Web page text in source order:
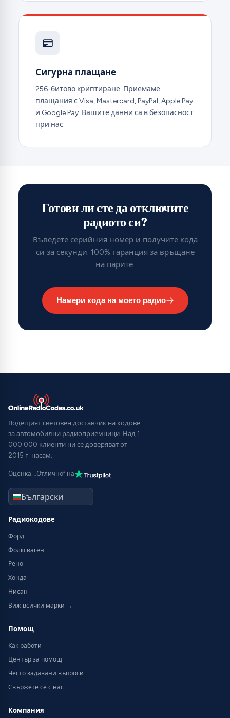
Сигурна плащане
256-битово криптиране. Приемаме
плащания с Visa, Mastercard, PayPal, Apple Pay
и Google Pay. Вашите данни са в безопасност
при нас.
Готови ли сте да отключите
радиото си?
Въведете серийния номер и получите кода
си за секунди. 100% гаранция за връщане
на парите.
Намери кода на моето радио
Водещият световен доставчик на кодове
за автомобилни радиоприемници. Над 1
000 000 клиенти ни се доверяват от
2015 г. насам.
Оценка: „Отлично“ на
Радиокодове
Форд
Фолксваген
Рено
Хонда
Нисан
Виж всички марки →
Помощ
Как работи
Център за помощ
Често задавани въпроси
Свържете се с нас
Компания